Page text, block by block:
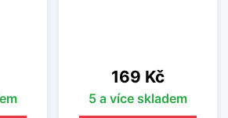
Cena
169 Kč
5 a více skladem